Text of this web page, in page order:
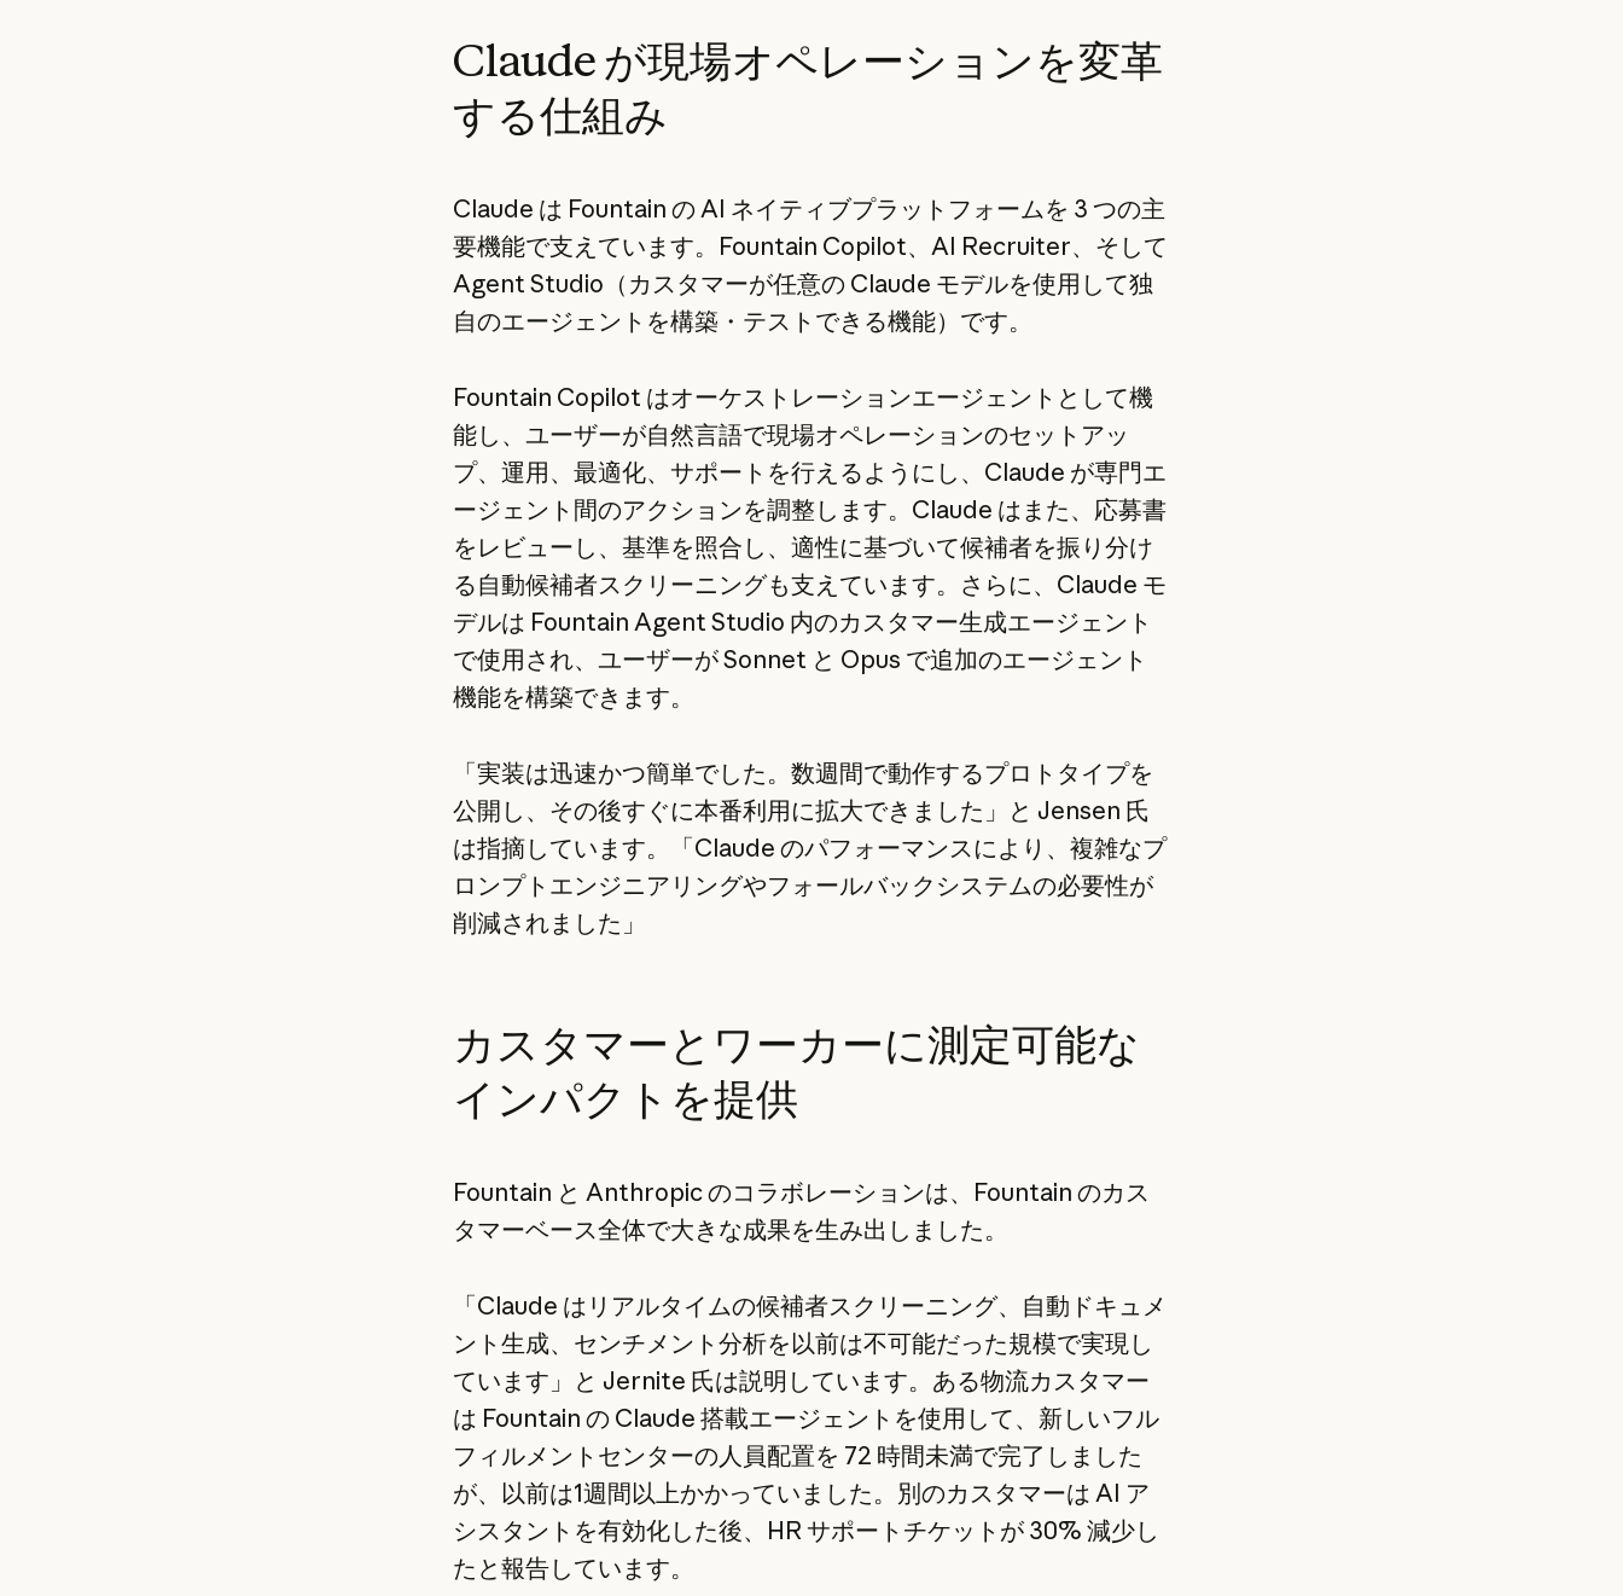
Claude が現場オペレーションを変革
する仕組み
Claude は Fountain の AI ネイティブプラットフォームを 3 つの主
要機能で支えています。Fountain Copilot、AI Recruiter、そして
Agent Studio（カスタマーが任意の Claude モデルを使用して独
自のエージェントを構築・テストできる機能）です。
Fountain Copilot はオーケストレーションエージェントとして機
能し、ユーザーが自然言語で現場オペレーションのセットアッ
プ、運用、最適化、サポートを行えるようにし、Claude が専門エ
ージェント間のアクションを調整します。Claude はまた、応募書
をレビューし、基準を照合し、適性に基づいて候補者を振り分け
る自動候補者スクリーニングも支えています。さらに、Claude モ
デルは Fountain Agent Studio 内のカスタマー生成エージェント
で使用され、ユーザーが Sonnet と Opus で追加のエージェント
機能を構築できます。
「実装は迅速かつ簡単でした。数週間で動作するプロトタイプを
公開し、その後すぐに本番利用に拡大できました」と Jensen 氏
は指摘しています。「Claude のパフォーマンスにより、複雑なプ
ロンプトエンジニアリングやフォールバックシステムの必要性が
削減されました」
カスタマーとワーカーに測定可能な
インパクトを提供
Fountain と Anthropic のコラボレーションは、Fountain のカス
タマーベース全体で大きな成果を生み出しました。
「Claude はリアルタイムの候補者スクリーニング、自動ドキュメ
ント生成、センチメント分析を以前は不可能だった規模で実現し
ています」と Jernite 氏は説明しています。ある物流カスタマー
は Fountain の Claude 搭載エージェントを使用して、新しいフル
フィルメントセンターの人員配置を 72 時間未満で完了しました
が、以前は1週間以上かかっていました。別のカスタマーは AI ア
シスタントを有効化した後、HR サポートチケットが 30% 減少し
たと報告しています。